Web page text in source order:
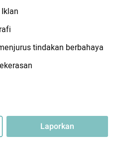
tindakan berbahaya
Laporkan